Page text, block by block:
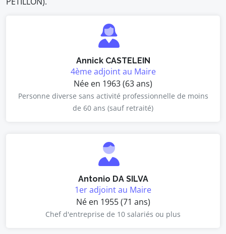
Annick CASTELEIN
4ème adjoint au Maire
Née en 1963 (63 ans)
Personne diverse sans activité professionnelle de moins
de 60 ans (sauf retraité)
Antonio DA SILVA
1er adjoint au Maire
Né en 1955 (71 ans)
Chef d'entreprise de 10 salariés ou plus